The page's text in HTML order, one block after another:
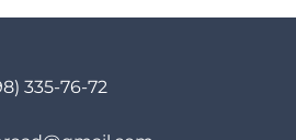
335-76-72